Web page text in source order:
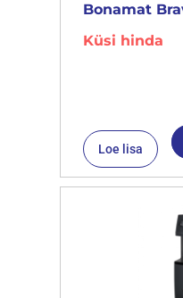
Bonamat
Küsi hinda
Loe lisa